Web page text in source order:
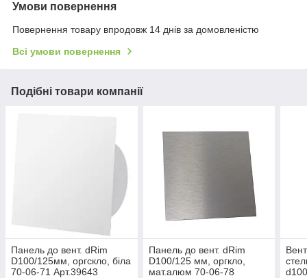
Умови повернення
Повернення товару впродовж 14 днів за домовленістю
Всі умови повернення
Подібні товари компанії
Панель до вент. dRim
D100/125мм, оргскло, біла
70-06-71 Арт.39643
Панель до вент. dRim
D100/125 мм, оргкло,
мат.алюм 70-06-78